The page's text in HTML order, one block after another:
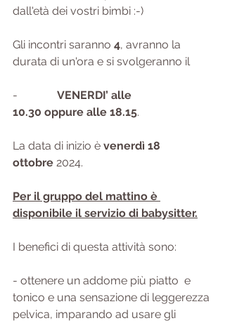
dall'età dei vostri bimbi :-)
Gli incontri saranno 4, avranno la
durata di un'ora e si svolgeranno il
-
VENERDI’ alle
10.30 oppure alle 18.15.
La data di inizio è venerdì 18
ottobre 2024.
Per il gruppo del mattino è
disponibile il servizio di babysitter.
I benefici di questa attività sono:
- ottenere un addome più piatto  e
tonico e una sensazione di leggerezza
pelvica, imparando ad usare gli